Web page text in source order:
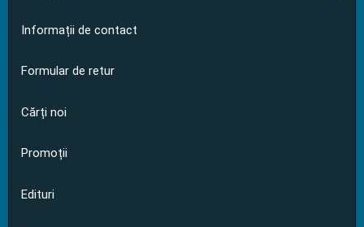
Informații de contact
Formular de retur
Cărți noi
Promoții
Edituri